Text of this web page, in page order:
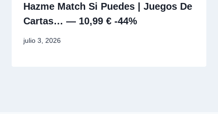
Hazme Match Si Puedes | Juegos De
Cartas… — 10,99 € -44%
julio 3, 2026